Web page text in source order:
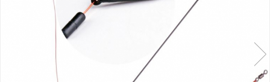
Momeală cârlig crap